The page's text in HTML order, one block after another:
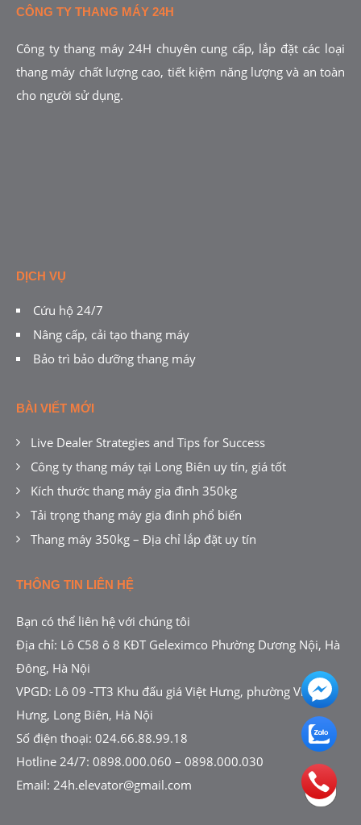
CÔNG TY THANG MÁY 24H
Công ty thang máy 24H chuyên cung cấp, lắp đặt các loại
thang máy chất lượng cao, tiết kiệm năng lượng và an toàn
cho người sử dụng.
DỊCH VỤ
Cứu hộ 24/7
Nâng cấp, cải tạo thang máy
Bảo trì bảo dưỡng thang máy
BÀI VIẾT MỚI
Live Dealer Strategies and Tips for Success
Công ty thang máy tại Long Biên uy tín, giá tốt
Kích thước thang máy gia đình 350kg
Tải trọng thang máy gia đình phổ biến
Thang máy 350kg – Địa chỉ lắp đặt uy tín
THÔNG TIN LIÊN HỆ
Bạn có thể liên hệ với chúng tôi
Địa chỉ: Lô C58 ô 8 KĐT Geleximco Phường Dương Nội, Hà
Đông, Hà Nội
VPGD: Lô 09 -TT3 Khu đấu giá Việt Hưng, phường Việt
Hưng, Long Biên, Hà Nội
Số điện thoại: 024.66.88.99.18
Hotline 24/7: 0898.000.060 – 0898.000.030
Email: 24h.elevator@gmail.com